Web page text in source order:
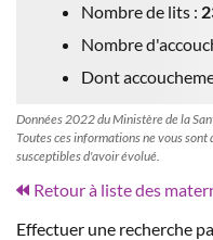
Nombre de lits :
Nombre
Dont
Données 2022 du Ministère de la
Toutes ces informations ne vous
susceptibles d'avoir évolué.
Retour à liste des
Effectuer une recherche